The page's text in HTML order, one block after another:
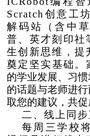
Scratch创意工
解码站（含中
普、英才刻印社
生创新思维，提
奠定坚实基础。
的学业发展、习
的话题与老师进
取您的建议，共促
二、线上同步
每周三学校